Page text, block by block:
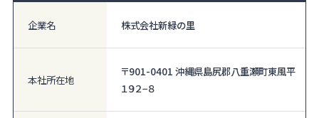
企業名 株式会社新緑の里
本社所在地
〒901-0401 沖縄県島尻郡八重瀬町東風平
１９２−８